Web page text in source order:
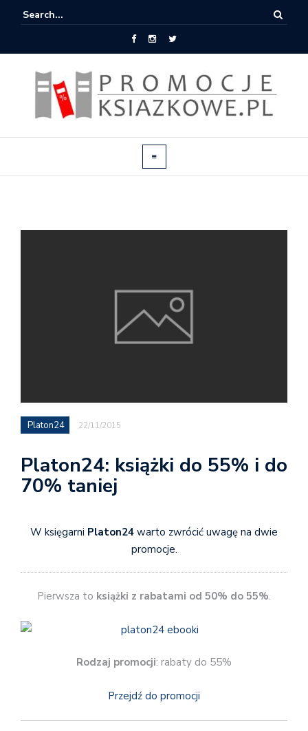
Platon24 22/11/2015
Platon24: książki do 55% i do
70% taniej
W księgarni Platon24 warto zwrócić uwagę na dwie
promocje.
Pierwsza to książki z rabatami od 50% do 55%.
Rodzaj promocji: rabaty do 55%
Przejdź do promocji